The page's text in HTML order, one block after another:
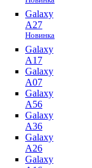
Galaxy
A27
Новинка
Galaxy
A17
Galaxy
A07
Galaxy
A56
Galaxy
A36
Galaxy
A26
Galaxy